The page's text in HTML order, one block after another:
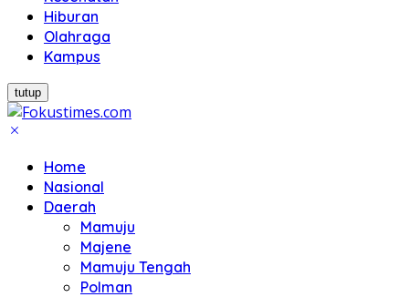
Hiburan
Olahraga
Kampus
tutup
Home
Nasional
Daerah
Mamuju
Majene
Mamuju Tengah
Polman